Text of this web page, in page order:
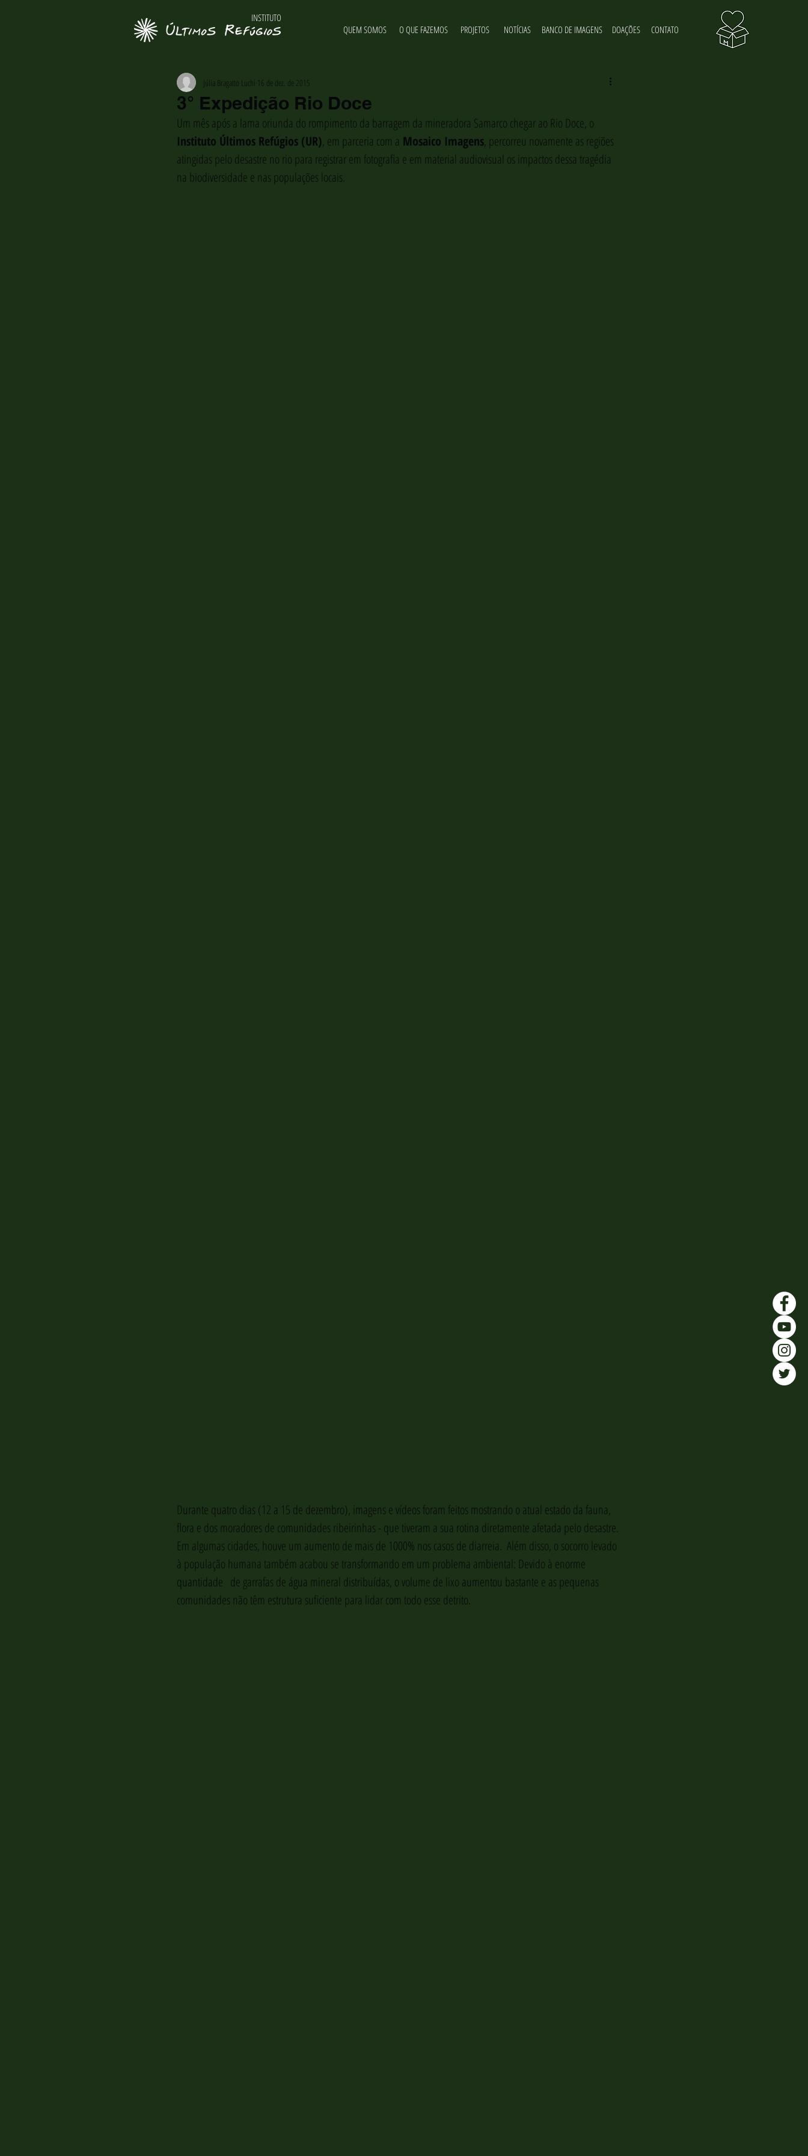
3° Expedição Rio Doce
Júlia Bragatto Luchi 16 de dez. de 2015
Um mês após a lama oriunda do rompimento da barragem da mineradora Samarco chegar ao Rio Doce, o
Instituto Últimos Refúgios (UR), em parceria com a Mosaico Imagens, percorreu novamente as regiões
atingidas pelo desastre no rio para registrar em fotografia e em material audiovisual os impactos dessa tragédia
na biodiversidade e nas populações locais.
Durante quatro dias (12 a 15 de dezembro), imagens e vídeos foram feitos mostrando o atual estado da fauna,
flora e dos moradores de comunidades ribeirinhas - que tiveram a sua rotina diretamente afetada pelo desastre.
Em algumas cidades, houve um aumento de mais de 1000% nos casos de diarreia.  Além disso, o socorro levado
à população humana também acabou se transformando em um problema ambiental: Devido à enorme
quantidade   de garrafas de água mineral distribuídas, o volume de lixo aumentou bastante e as pequenas
comunidades não têm estrutura suficiente para lidar com todo esse detrito.
INSTITUTO
QUEM SOMOS
O QUE FAZEMOS PROJETOS NOTÍCIAS BANCO DE IMAGENS DOAÇÕES CONTATO